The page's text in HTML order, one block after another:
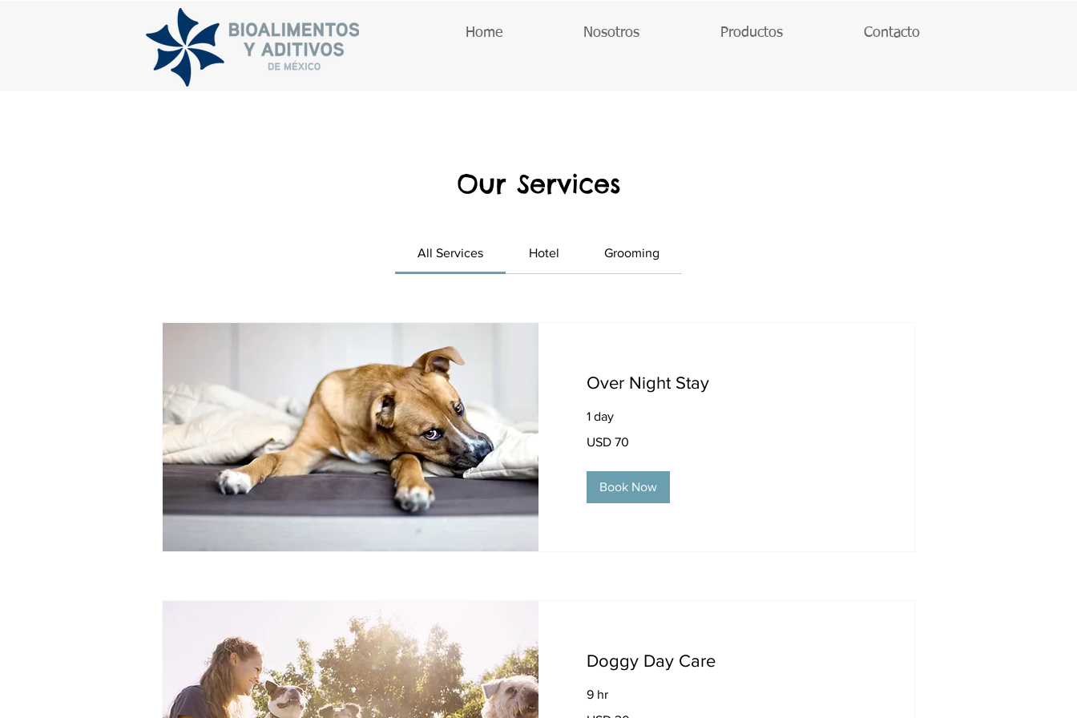
Home Nosotros Productos Contacto
Our Services
All Services Hotel Grooming
Over Night Stay
1 day
dólares
USD 70
Book Now
Doggy Day Care
9 hr